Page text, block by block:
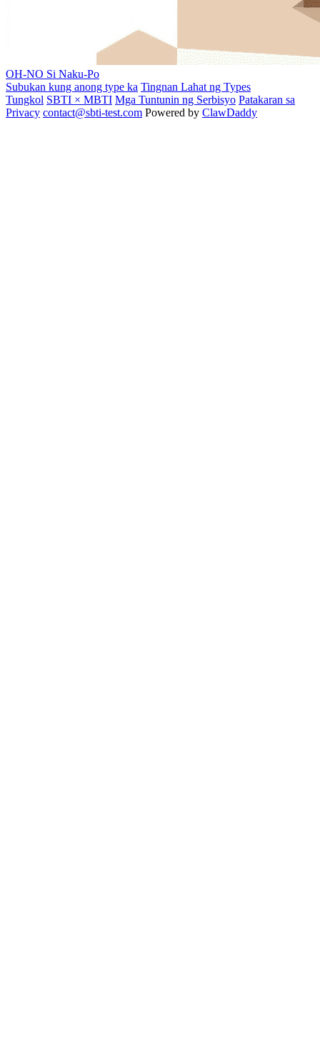
OH-NO Si Naku-Po
Subukan kung anong type ka Tingnan Lahat ng Types
Tungkol SBTI × MBTI Mga Tuntunin ng Serbisyo Patakaran sa
Privacy contact@sbti-test.com Powered by ClawDaddy